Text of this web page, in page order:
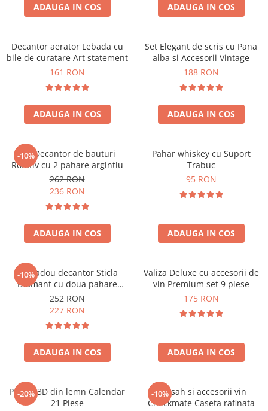
ADAUGA IN COS ADAUGA IN COS
Decantor aerator Lebada cu
bile de curatare Art statement
161 RON
ADAUGA IN COS
Set Elegant de scris cu Pana
alba si Accesorii Vintage
188 RON
ADAUGA IN COS
-10%
Set Decantor de bauturi
Rotativ cu 2 pahare argintiu
262 RON
236 RON
ADAUGA IN COS
Pahar whiskey cu Suport
Trabuc
95 RON
ADAUGA IN COS
-10%
Set cadou decantor Sticla
Diamant cu doua pahare
Deluxe
252 RON
227 RON
ADAUGA IN COS
Valiza Deluxe cu accesorii de
vin Premium set 9 piese
175 RON
ADAUGA IN COS
-20%
Puzzle 3D din lemn Calendar
21 Piese
-10%
Set sah si accesorii vin
Checkmate Caseta rafinata